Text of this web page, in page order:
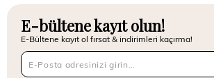
E-bültene kayıt olun!
E-Bültene kayıt ol fırsat & indirimleri kaçırma!